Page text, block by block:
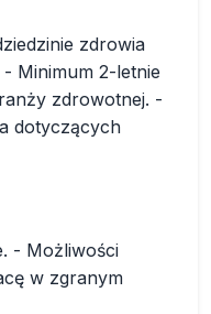
zdrowia
Minimum 2-letnie
zdrowotnej. -
dotyczących
- Możliwości
w zgranym